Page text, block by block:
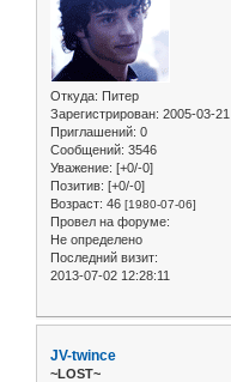
Откуда: Питер
Зарегистрирован: 2005-03-21
Приглашений: 0
Сообщений: 3546
Уважение: [+0/-0]
Позитив: [+0/-0]
Возраст: 46 [1980-07-06]
Провел на форуме:
Не определено
Последний визит:
2013-07-02 12:28:11
JV-twince
~LOST~